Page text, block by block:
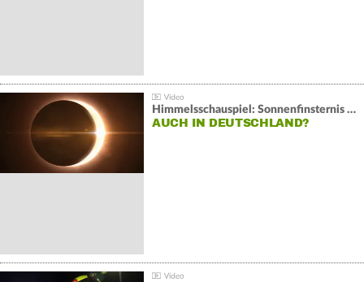
Himmelsschauspiel: Sonnenfinsternis über Spanien
AUCH IN DEUTSCHLAND?